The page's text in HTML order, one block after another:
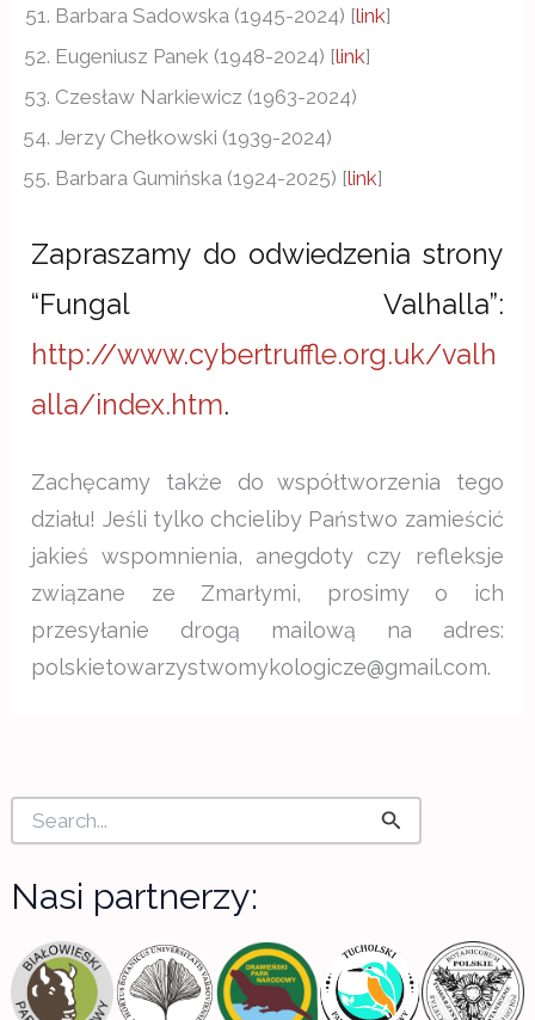
Barbara Sadowska (1945-2024) [link]
Eugeniusz Panek (1948-2024) [link]
Czesław Narkiewicz (1963-2024)
Jerzy Chełkowski (1939-2024)
Barbara Gumińska (1924-2025) [link]
Zapraszamy do odwiedzenia strony
“Fungal Valhalla”:
http://www.cybertruffle.org.uk/valh
alla/index.htm.
Zachęcamy także do współtworzenia tego
działu! Jeśli tylko chcieliby Państwo zamieścić
jakieś wspomnienia, anegdoty czy refleksje
związane ze Zmarłymi, prosimy o ich
przesyłanie drogą mailową na adres:
polskietowarzystwomykologicze@gmail.com.
r
o
r
Nasi partnerzy: